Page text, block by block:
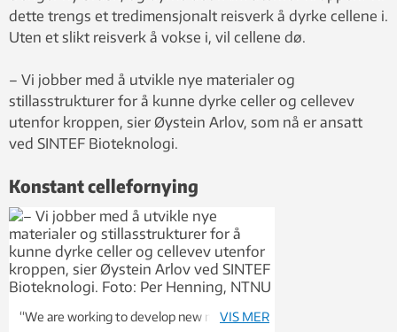
dette trengs et tredimensjonalt reisverk å dyrke cellene i.
Uten et slikt reisverk å vokse i, vil cellene dø.
– Vi jobber med å utvikle nye materialer og
stillasstrukturer for å kunne dyrke celler og cellevev
utenfor kroppen, sier Øystein Arlov, som nå er ansatt
ved SINTEF Bioteknologi.
Konstant cellefornying
“We are working to develop new materials
VIS MER